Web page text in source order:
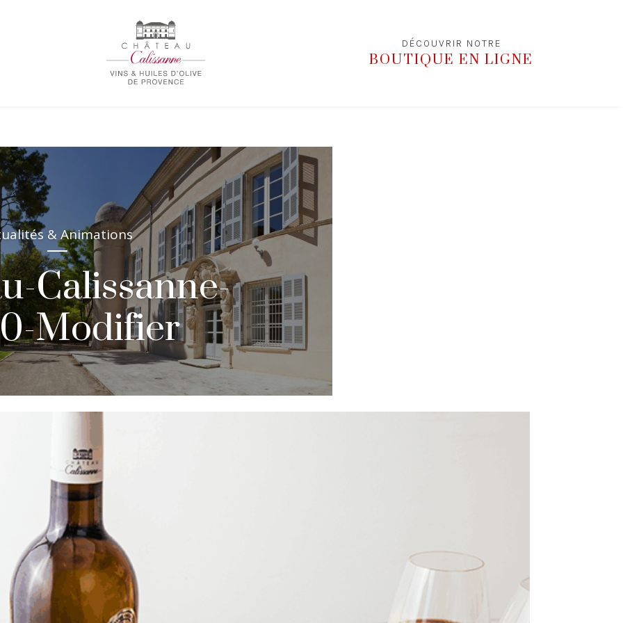
DÉCOUVRIR NOTRE
BOUTIQUE EN LIGNE
& Animations
Calissanne-
Modifier